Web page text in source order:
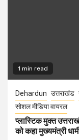
1 min read
Dehardun उत्तराखंड
सोशल मीडिया वायरल
प्लास्टिक मुक्त
को कहा मुख्यमंत्री